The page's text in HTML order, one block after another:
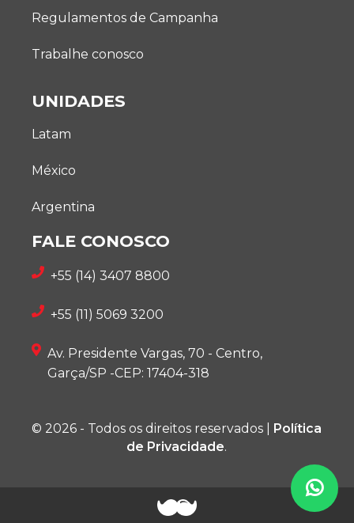
Regulamentos de Campanha
Trabalhe conosco
UNIDADES
Latam
México
Argentina
FALE CONOSCO
+55 (14) 3407 8800
+55 (11) 5069 3200
Av. Presidente Vargas, 70 - Centro,
Garça/SP -CEP: 17404-318
© 2026 - Todos os direitos reservados |
Política
de Privacidade.